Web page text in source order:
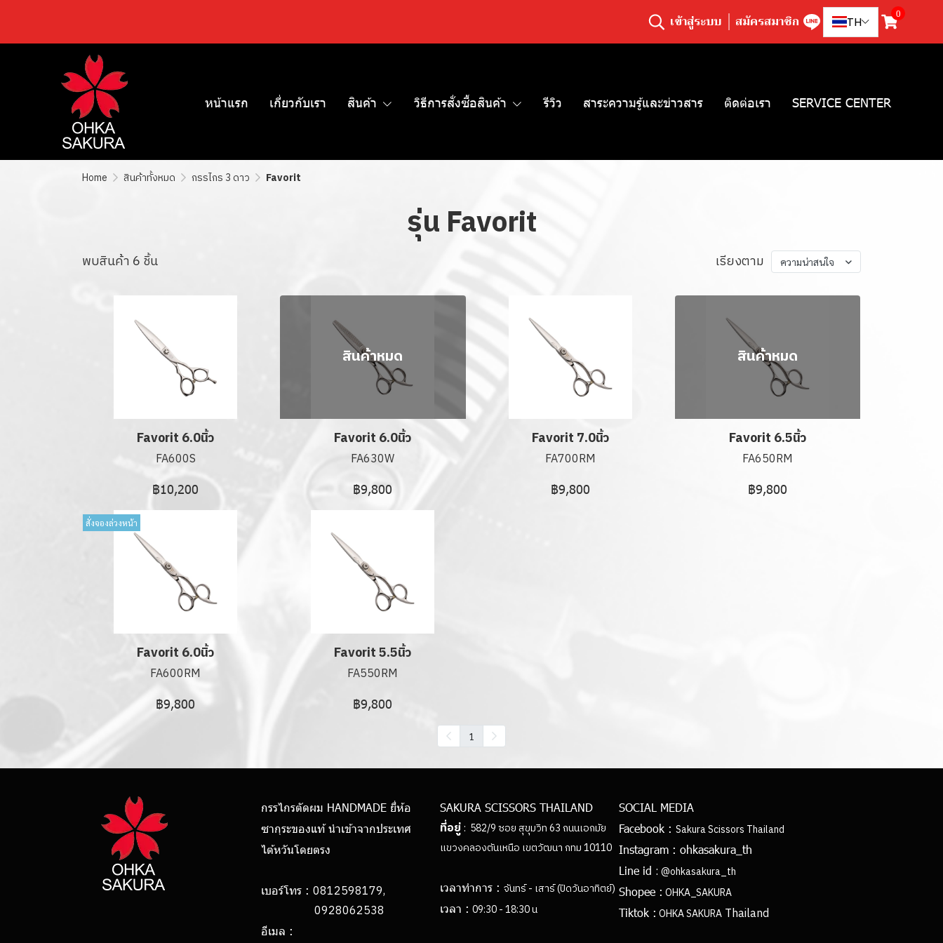
เข้าสู่ระบบ สมัครสมาชิก TH
0
หน้าแรก เกี่ยวกับเรา สินค้า วิธีการสั่งซื้อสินค้า รีวิว สาระความรู้และข่าวสาร ติดต่อเรา SERVICE CENTER
Home สินค้าทั้งหมด กรรไกร 3 ดาว Favorit
รุ่น Favorit
พบสินค้า 6 ชิ้น เรียงตาม ความน่าสนใจ
Favorit 6.0นิ้ว
FA600S
฿10,200
สินค้าหมด
Favorit 6.0นิ้ว
FA630W
฿9,800
Favorit 7.0นิ้ว
FA700RM
฿9,800
สินค้าหมด
Favorit 6.5นิ้ว
FA650RM
฿9,800
สั่งจองล่วงหน้า
Favorit 6.0นิ้ว
FA600RM
฿9,800
Favorit 5.5นิ้ว
FA550RM
฿9,800
1
กรรไกรตัดผม HANDMADE ยี่ห้อ
ซากุระของแท้ นำเข้าจากประเทศ
ไต้หวันโดยตรง
เบอร์โทร : 0812598179,
0928062538
อีเมล :
SAKURA SCISSORS THAILAND
ที่อยู่: 582/9 ซอย สุขุมวิท 63 ถนนเอกมัย
แขวงคลองตันเหนือ เขตวัฒนา กทม 10110
เวลาทำการ : จันทร์ - เสาร์ (ปิดวันอาทิตย์)
เวลา : 09:30 - 18:30 น
SOCIAL MEDIA
Facebook : Sakura Scissors Thailand
Instagram : ohkasakura_th
Line id : @ohkasakura_th
Shopee : OHKA_SAKURA
Tiktok : OHKA SAKURA Thailand